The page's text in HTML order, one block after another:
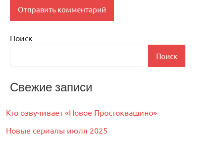
Поиск
Поиск
Свежие записи
Кто озвучивает «Новое Простоквашино»
Новые сериалы июля 2025